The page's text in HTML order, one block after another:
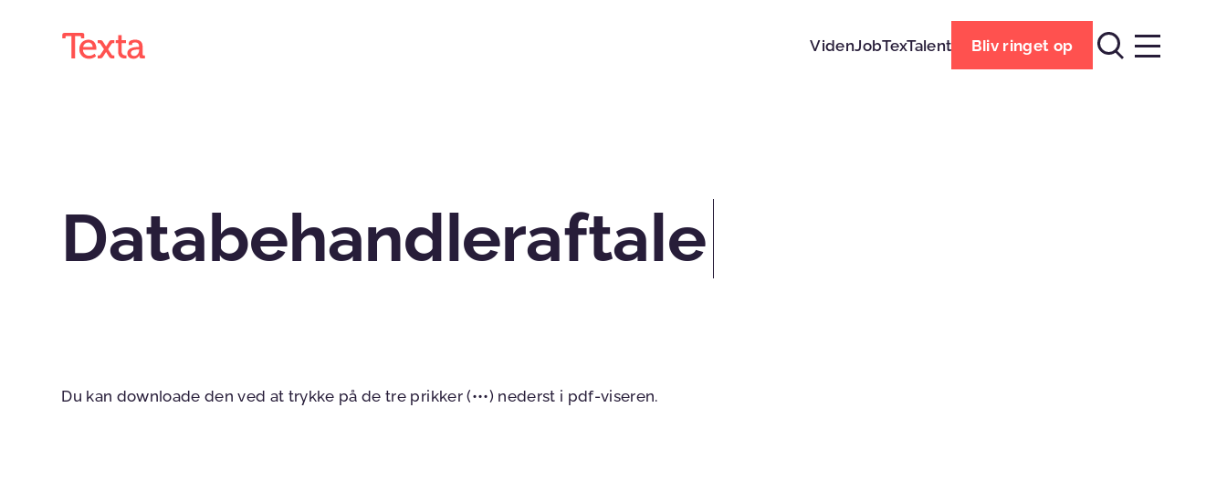
VidenJobTexTalent Bliv ringet op
Databehandleraftale
Du kan downloade den ved at trykke på de tre prikker (•••) nederst i pdf-viseren.